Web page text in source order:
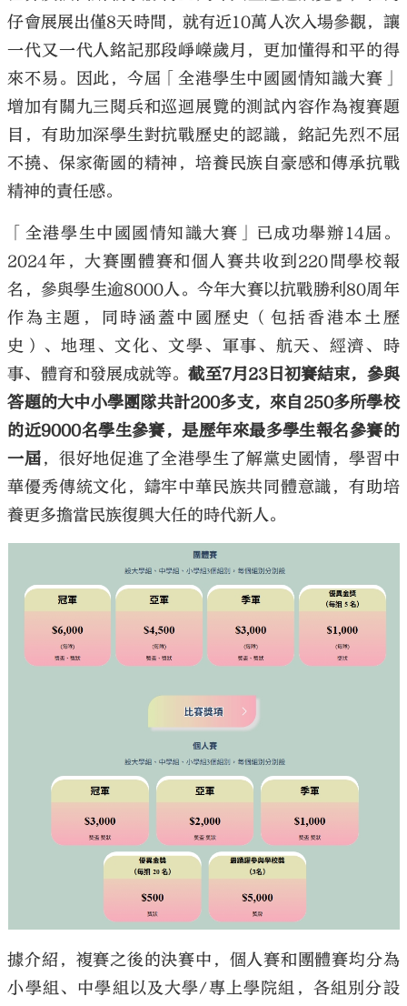
仔會展展出僅8天時間，就有近10萬人次入場參觀，讓
一代又一代人銘記那段崢嶸歲月，更加懂得和平的得
來不易。因此，今屆「全港學生中國國情知識大賽」
增加有關九三閱兵和巡迴展覽的測試內容作為複賽題
目，有助加深學生對抗戰歷史的認識，銘記先烈不屈
不撓、保家衛國的精神，培養民族自豪感和傳承抗戰
精神的責任感。
「全港學生中國國情知識大賽」已成功舉辦14屆。
2024年，大賽團體賽和個人賽共收到220間學校報
名，參與學生逾8000人。今年大賽以抗戰勝利80周年
作為主題，同時涵蓋中國歷史（包括香港本土歷
史）、地理、文化、文學、軍事、航天、經濟、時
事、體育和發展成就等。截至7月23日初賽結束，參與
答題的大中小學團隊共計200多支，來自250多所學校
的近9000名學生參賽，是歷年來最多學生報名參賽的
一屆，很好地促進了全港學生了解黨史國情，學習中
華優秀傳統文化，鑄牢中華民族共同體意識，有助培
養更多擔當民族復興大任的時代新人。
據介紹，複賽之後的決賽中，個人賽和團體賽均分為
小學組、中學組以及大學/專上學院組，各組別分設